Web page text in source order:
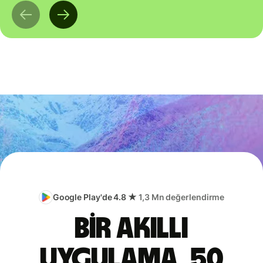
Google Play'de 4.8 ★ 1,3 Mn değerlendirme
Bir akıllı